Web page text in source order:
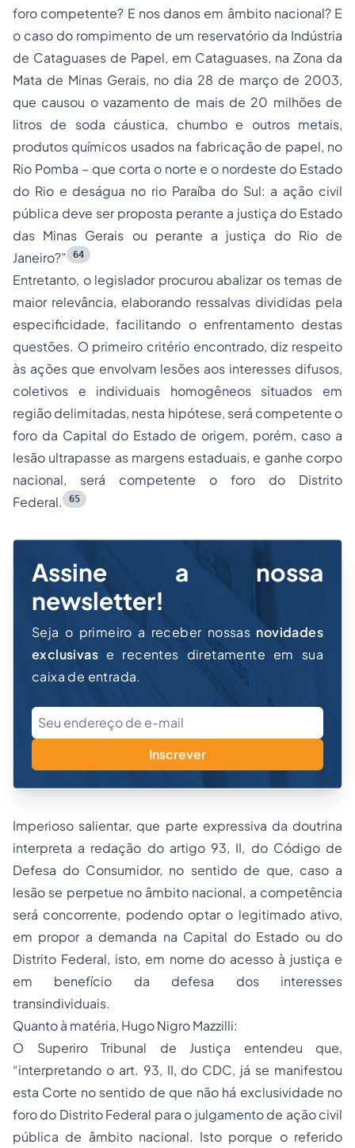
foro competente? E nos danos em âmbito nacional? E
o caso do rompimento de um reservatório da Indústria
de Cataguases de Papel, em Cataguases, na Zona da
Mata de Minas Gerais, no dia 28 de março de 2003,
que causou o vazamento de mais de 20 milhões de
litros de soda cáustica, chumbo e outros metais,
produtos químicos usados na fabricação de papel, no
Rio Pomba – que corta o norte e o nordeste do Estado
do Rio e deságua no rio Paraíba do Sul: a ação civil
pública deve ser proposta perante a justiça do Estado
das Minas Gerais ou perante a justiça do Rio de
Janeiro?”
64
Entretanto, o legislador procurou abalizar os temas de
maior relevância, elaborando ressalvas divididas pela
especificidade, facilitando o enfrentamento destas
questões. O primeiro critério encontrado, diz respeito
às ações que envolvam lesões aos interesses difusos,
coletivos e individuais homogêneos situados em
região delimitadas, nesta hipótese, será competente o
foro da Capital do Estado de origem, porém, caso a
lesão ultrapasse as margens estaduais, e ganhe corpo
nacional, será competente o foro do Distrito
Federal.
65
Assine a nossa
newsletter!
Seja o primeiro a receber nossas novidades
exclusivas e recentes diretamente em sua
caixa de entrada.
Inscrever
Imperioso salientar, que parte expressiva da doutrina
interpreta a redação do artigo 93, II, do Código de
Defesa do Consumidor, no sentido de que, caso a
lesão se perpetue no âmbito nacional, a competência
será concorrente, podendo optar o legitimado ativo,
em propor a demanda na Capital do Estado ou do
Distrito Federal, isto, em nome do acesso à justiça e
em benefício da defesa dos interesses
transindividuais.
Quanto à matéria, Hugo Nigro Mazzilli:
O Superiro Tribunal de Justiça entendeu que,
“interpretando o art. 93, II, do CDC, já se manifestou
esta Corte no sentido de que não há exclusividade no
foro do Distrito Federal para o julgamento de ação civil
pública de âmbito nacional. Isto porque o referido